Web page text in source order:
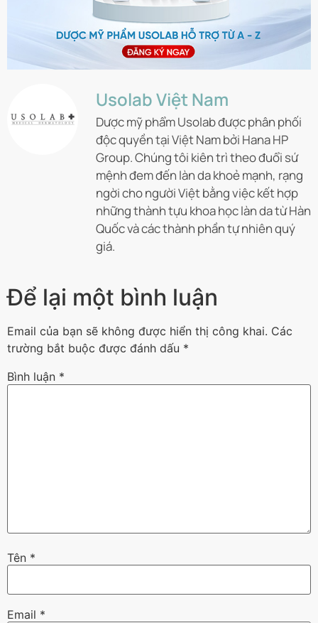
Usolab Việt Nam
Dược mỹ phẩm Usolab được phân phối
độc quyền tại Việt Nam bởi Hana HP
Group. Chúng tôi kiên trì theo đuổi sứ
mệnh đem đến làn da khoẻ mạnh, rạng
ngời cho người Việt bằng việc kết hợp
những thành tựu khoa học làn da từ Hàn
Quốc và các thành phần tự nhiên quý
giá.
Để lại một bình luận
Email của bạn sẽ không được hiển thị công khai. Các
trường bắt buộc được đánh dấu *
Bình luận *
Tên *
Email *